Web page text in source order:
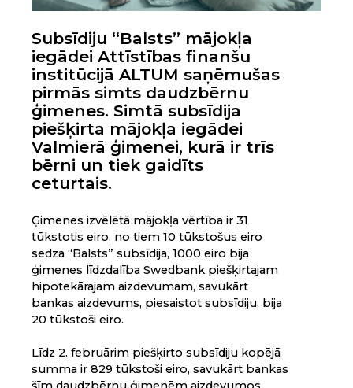
Subsīdiju “Balsts” mājokļa
iegādei Attīstības finanšu
institūcijā ALTUM saņēmušas
pirmās simts daudzbērnu
ģimenes. Simtā subsīdija
piešķirta mājokļa iegādei
Valmierā ģimenei, kurā ir trīs
bērni un tiek gaidīts
ceturtais.
Ģimenes izvēlētā mājokļa vērtība ir 31
tūkstotis eiro, no tiem 10 tūkstošus eiro
sedza “Balsts” subsīdija, 1000 eiro bija
ģimenes līdzdalība Swedbank piešķirtajam
hipotekārajam aizdevumam, savukārt
bankas aizdevums, piesaistot subsīdiju, bija
20 tūkstoši eiro.
Līdz 2. februārim piešķirto subsīdiju kopējā
summa ir 829 tūkstoši eiro, savukārt bankas